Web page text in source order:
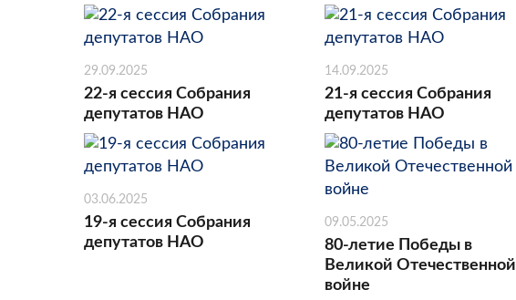
29.09.2025
22-я сессия Собрания
депутатов НАО
14.09.2025
21-я сессия Собрания
депутатов НАО
03.06.2025
19-я сессия Собрания
депутатов НАО
09.05.2025
80-летие Победы в
Великой Отечественной
войне